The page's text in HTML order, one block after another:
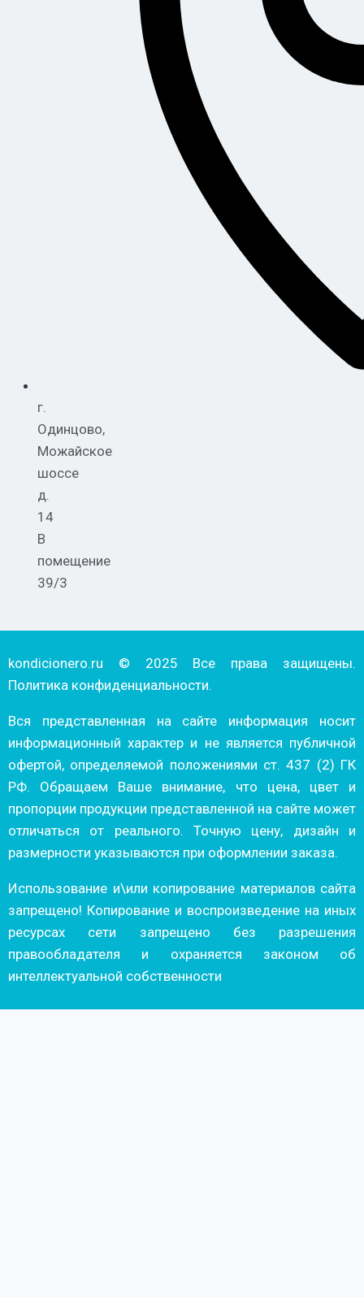
г.
Одинцово,
Можайское
шоссе
д.
14
В
помещение
39/3
kondicionero.ru © 2025 Все права защищены.
Политика конфиденциальности.
Вся представленная на сайте информация носит
информационный характер и не является публичной
офертой, определяемой положениями ст. 437 (2) ГК
РФ. Обращаем Ваше внимание, что цена, цвет и
пропорции продукции представленной на сайте может
отличаться от реального. Точную цену, дизайн и
размерности указываются при оформлении заказа.
Использование и\или копирование материалов сайта
запрещено! Копирование и воспроизведение на иных
ресурсах сети запрещено без разрешения
правообладателя и охраняется законом об
интеллектуальной собственности